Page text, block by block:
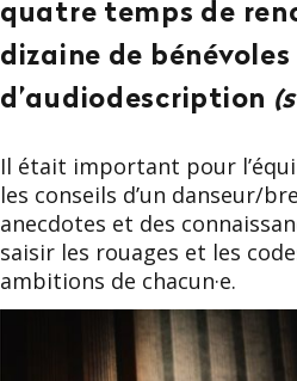
quatre temps de
dizaine de
d’audiodescription
Il était important pour
les conseils d’un danseur/
anecdotes et des
saisir les rouages et les
ambitions de chacun·e.